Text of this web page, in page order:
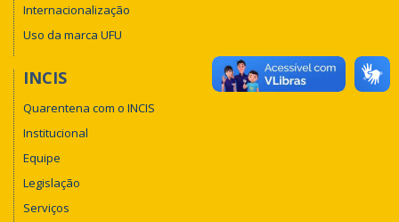
Internacionalização
Uso da marca UFU
INCIS
Quarentena com o INCIS
Institucional
Equipe
Legislação
Serviços